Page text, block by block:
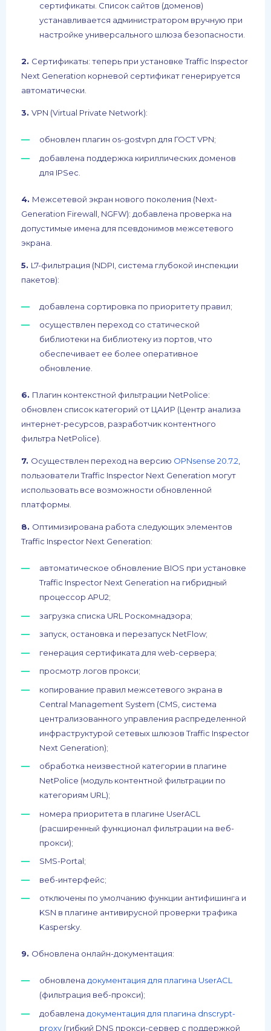
сертификаты. Список сайтов (доменов)
устанавливается администратором вручную при
настройке универсального шлюза безопасности.
2. Сертификаты: теперь при установке Traffic Inspector
Next Generation корневой сертификат генерируется
автоматически.
3. VPN (Virtual Private Network):
обновлен плагин os-gostvpn для ГОСТ VPN;
добавлена поддержка кириллических доменов
для IPSec.
4. Межсетевой экран нового поколения (Next-
Generation Firewall, NGFW): добавлена проверка на
допустимые имена для псевдонимов межсетевого
экрана.
5. L7-фильтрация (NDPI, система глубокой инспекции
пакетов):
добавлена сортировка по приоритету правил;
осуществлен переход со статической
библиотеки на библиотеку из портов, что
обеспечивает ее более оперативное
обновление.
6. Плагин контекстной фильтрации NetPolice:
обновлен список категорий от ЦАИР (Центр анализа
интернет-ресурсов, разработчик контентного
фильтра NetPolice).
7. Осуществлен переход на версию OPNsense 20.7.2
пользователи Traffic Inspector Next Generation могут
использовать все возможности обновленной
платформы.
8. Оптимизирована работа следующих элементов
Traffic Inspector Next Generation:
автоматическое обновление BIOS при установке
Traffic Inspector Next Generation на гибридный
процессор APU2;
загрузка списка URL Роскомнадзора;
запуск, остановка и перезапуск NetFlow;
генерация сертификата для web-сервера;
просмотр логов прокси;
копирование правил межсетевого экрана в
Central Management System (CMS, система
централизованного управления распределенной
инфраструктурой сетевых шлюзов Traffic Inspector
Next Generation);
обработка неизвестной категории в плагине
NetPolice (модуль контентной фильтрации по
категориям URL);
номера приоритета в плагине UserACL
(расширенный функционал фильтрации на веб-
прокси);
SMS-Portal;
веб-интерфейс;
отключены по умолчанию функции антифишинга и
KSN в плагине антивирусной проверки трафика
Kaspersky.
9. Обновлена онлайн-документация:
обновлена документация для плагина UserACL
(фильтрация веб-прокси);
добавлена документация для плагина dnscrypt-
proxy (гибкий DNS прокси-сервер с поддержкой